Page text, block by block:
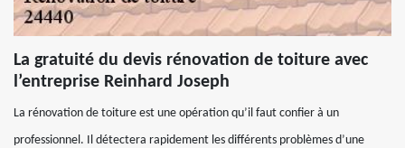
La gratuité du devis rénovation de toiture avec
l’entreprise Reinhard Joseph
La rénovation de toiture est une opération qu’il faut confier à un
professionnel. Il détectera rapidement les différents problèmes d’une